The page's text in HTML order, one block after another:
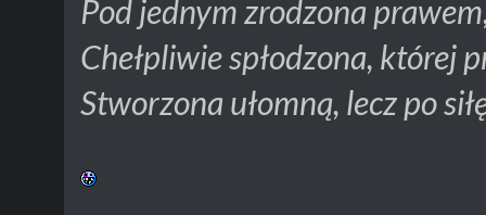
Pod jednym zrodzona
Chełpliwie spłodzona, której
Stworzona ułomną, lecz po